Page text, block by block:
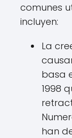
comunes
incluyen:
La
basa
1998
han